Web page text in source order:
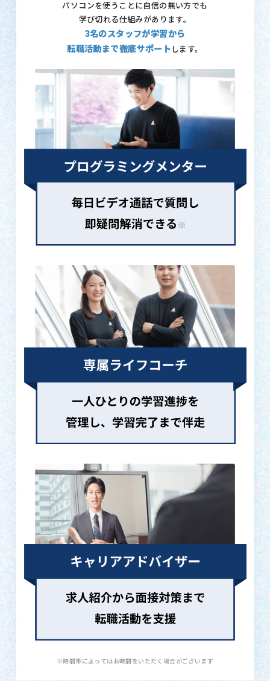
パソコンを使うことに自信の無い方でも
学び切れる仕組みがあります。
3名のスタッフが学習から
転職活動まで徹底サポート します。
※時間帯によってはお時間をいただく場合がございます